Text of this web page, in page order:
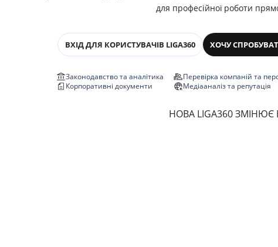
для професійної роботи
ВХІД ДЛЯ КОРИСТУВАЧІВ LIGA360 ХОЧУ
Законодавство та аналітика
Корпоративні документи
Перевірка компаній та
Медіааналіз та репутація
НОВА LIGA360 ЗМІНЮЄ